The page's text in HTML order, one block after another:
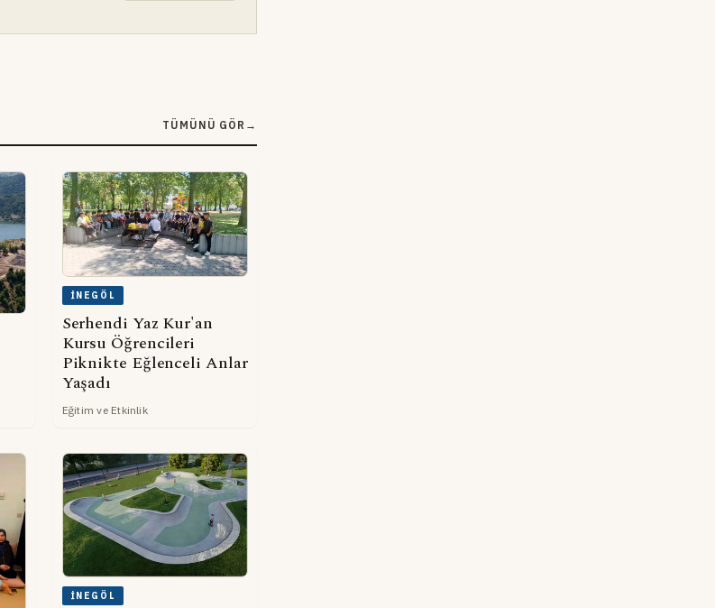
TÜMÜNÜ GÖR →
İNEGÖL
Serhendi Yaz Kur'an
Kursu Öğrencileri
Piknikte Eğlenceli Anlar
Yaşadı
Eğitim ve Etkinlik
İNEGÖL